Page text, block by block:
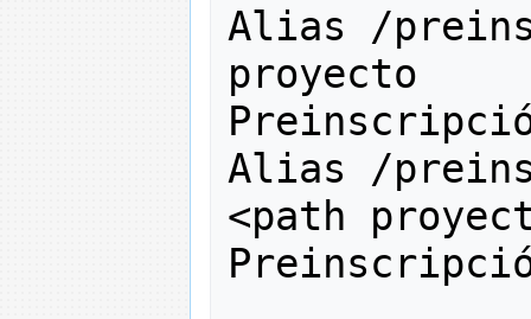
Alias /
proyecto
Alias /
<path